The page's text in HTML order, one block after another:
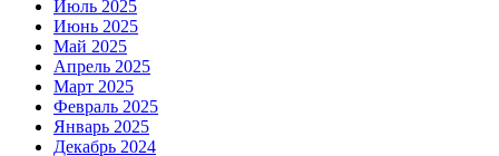
Июль 2025
Июнь 2025
Май 2025
Апрель 2025
Март 2025
Февраль 2025
Январь 2025
Декабрь 2024